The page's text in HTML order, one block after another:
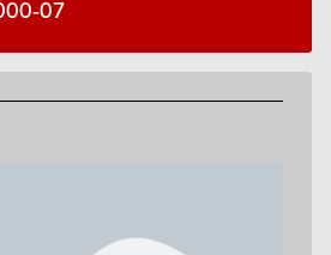
07